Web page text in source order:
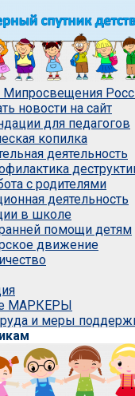
Мипросвещения
новости на сайт
для педагогов
копилка
деятельность
с родителями
деятельность
в школе
помощи детям
движение
МАРКЕРЫ
и меры